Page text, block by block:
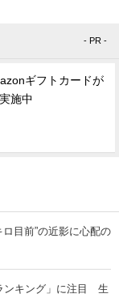
- PR -
ギフトカードが
施中
ロ目前”の近影に心配の
ンキング」に注目 生